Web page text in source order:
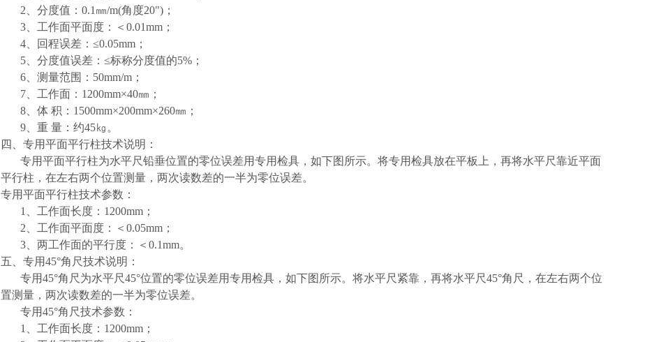
2、分度值：0.1㎜/m(角度20")；
3、工作面平面度：＜0.01mm；
4、回程误差：≤0.05mm；
5、分度值误差：≤标称分度值的5%；
6、测量范围：50mm/m；
7、工作面：1200mm×40㎜；
8、体 积：1500mm×200mm×260㎜；
9、重 量：约45㎏。
四、专用平面平行柱技术说明：
专用平面平行柱为水平尺铅垂位置的零位误差用专用检具，如下图所示。将专用检具放在平板上，再将水平尺靠近平面
平行柱，在左右两个位置测量，两次读数差的一半为零位误差。
专用平面平行柱技术参数：
1、工作面长度：1200mm；
2、工作面平面度：＜0.05mm；
3、两工作面的平行度：＜0.1mm。
五、专用45°角尺技术说明：
专用45°角尺为水平尺45°位置的零位误差用专用检具，如下图所示。将水平尺紧靠，再将水平尺45°角尺，在左右两个位
置测量，两次读数差的一半为零位误差。
专用45°角尺技术参数：
1、工作面长度：1200mm；